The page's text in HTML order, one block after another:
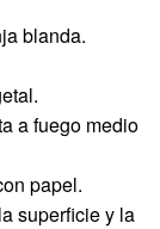
blanda.
a fuego medio
papel.
superficie y la